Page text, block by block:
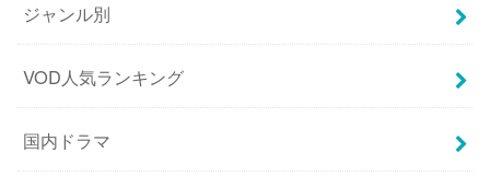
ジャンル別
VOD人気ランキング
国内ドラマ